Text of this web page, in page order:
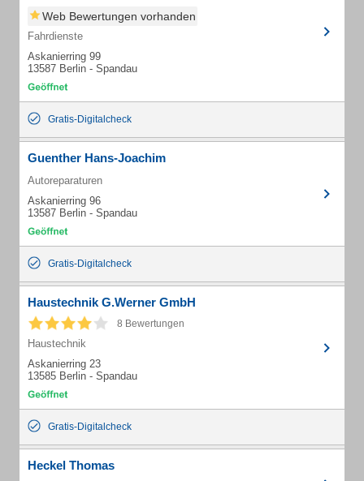
Web Bewertungen vorhanden
Fahrdienste
Askanierring 99
13587 Berlin - Spandau
Gratis-Digitalcheck
Guenther Hans-Joachim
Autoreparaturen
Askanierring 96
13587 Berlin - Spandau
Gratis-Digitalcheck
Haustechnik G.Werner GmbH
8 Bewertungen
Haustechnik
Askanierring 23
13585 Berlin - Spandau
Gratis-Digitalcheck
Heckel Thomas